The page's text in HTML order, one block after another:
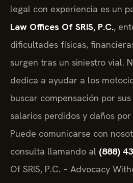
legal con experiencia es un
Law Offices Of SRIS, P.C.,
dificultades físicas,
surgen tras un siniestro vial.
dedica a ayudar a los
buscar compensación por
salarios perdidos y daños
Puede comunicarse con
consulta llamando al (888)
Of SRIS, P.C. – Advocacy